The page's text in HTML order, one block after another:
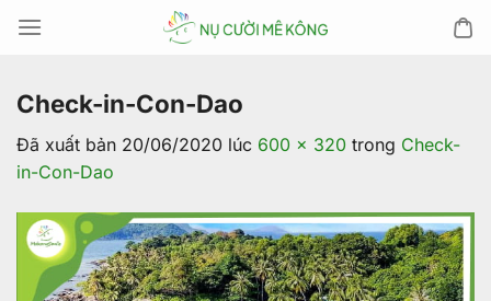
đến
dungCheck-in-Con-Dao
Đã xuất bản 20/06/2020 lúc 600 × 320 trong Check-
in-Con-Dao